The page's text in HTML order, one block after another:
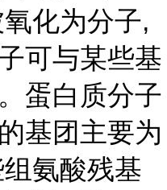
化为分子,
可与某些基
蛋白质分子
基团主要为
氨酸残基